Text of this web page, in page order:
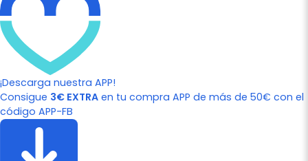
¡Descarga nuestra APP!
Consigue 3€ EXTRA en tu compra APP de más de 50€ con el
código APP-FB